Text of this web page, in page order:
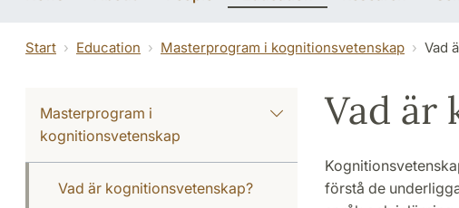
Start Education Masterprogram i kognitionsvetenskap Vad
Masterprogram i
kognitionsvetenskap
Vad är kognitionsvetenskap?
Vad är
förstå de